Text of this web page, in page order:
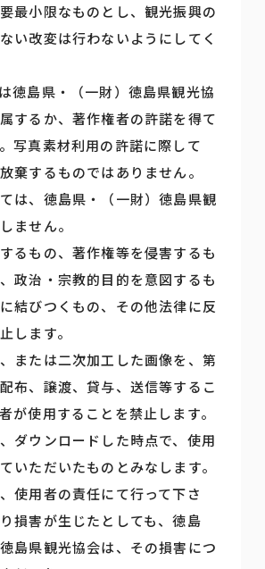
最小限なものとし、観光振興の
い改変は行わないようにしてく
徳島県・（一財）徳島県観光協
するか、著作権者の許諾を得て
写真素材利用の許諾に際して
棄するものではありません。
は、徳島県・（一財）徳島県観
ません。
るもの、著作権等を侵害するも
政治・宗教的目的を意図するも
結びつくもの、その他法律に反
します。
または二次加工した画像を、第
布、譲渡、貸与、送信等するこ
が使用することを禁止します。
ダウンロードした時点で、使用
いただいたものとみなします。
使用者の責任にて行って下さ
損害が生じたとしても、徳島
島県観光協会は、その損害につ